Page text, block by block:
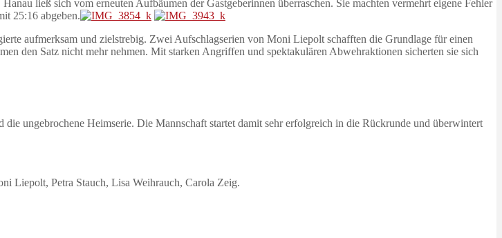
ließ sich vom erneuten Aufbäumen der Gastgeberinnen überraschen. Sie machten vermehrt eigene Fehler
25:16 abgeben.
aufmerksam und zielstrebig. Zwei Aufschlagserien von Moni Liepolt schafften die Grundlage für einen
den Satz nicht mehr nehmen. Mit starken Angriffen und spektakulären Abwehraktionen sicherten sie sich
ungebrochene Heimserie. Die Mannschaft startet damit sehr erfolgreich in die Rückrunde und überwintert
Liepolt, Petra Stauch, Lisa Weihrauch, Carola Zeig.